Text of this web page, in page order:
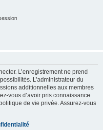
L’enregistrement ne prend
L’administrateur du
additionnelles aux membres
vous d’avoir pris connaissance
de vie privée. Assurez-vous